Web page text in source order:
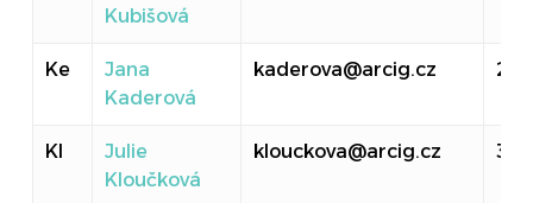
Kubišová
Ke
Jana
Kaderová
kaderova@arcig.cz
Kl
Julie
Kloučková
klouckova@arcig.cz 314